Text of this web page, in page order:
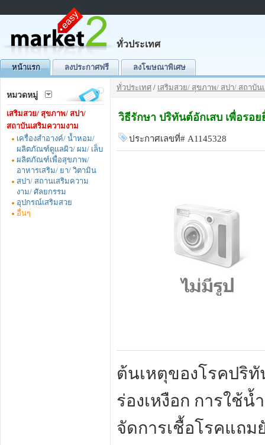
ทั่วประเทศ
หน้าแรก ลงประกาศฟรี ลงโฆษณาพิเศษ
หมวดหมู่
เสริมสวย/ สุขภาพ/ สปา/
สถาบันเสริมความงาม
เครื่องสำอางค์/ น้ำหอม/
ผลิตภัณฑ์ดูแลผิว/ ผม/ เล็บ
ผลิตภัณฑ์เพื่อสุขภาพ/
อาหารเสริม/ ยา/ วิตามิน
สปา/ สถานเสริมความ
งาม/ ศัลยกรรม
อุปกรณ์เสริมสวย
อื่นๆ
ทั่วประเทศ / เสริมสวย/ สุขภาพ/ สปา/ สถาบัน
วิธีรักษา ปริทันต์อักเสบ เพื่อร
ประกาศเลขที่# A1145328
ต้นเหตุของโรคปริ
ร่องเหงือก การใช้
จัดการเชื้อโรคแถม